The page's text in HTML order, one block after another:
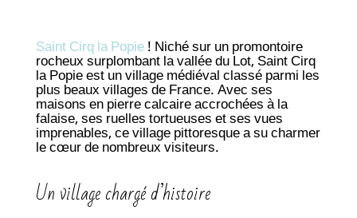
Saint Cirq la Popie! Niché sur un promontoire
rocheux surplombant la vallée du Lot, Saint Cirq
la Popie est un village médiéval classé parmi les
plus beaux villages de France. Avec ses
maisons en pierre calcaire accrochées à la
falaise, ses ruelles tortueuses et ses vues
imprenables, ce village pittoresque a su charmer
le cœur de nombreux visiteurs.
Un village chargé d’histoire